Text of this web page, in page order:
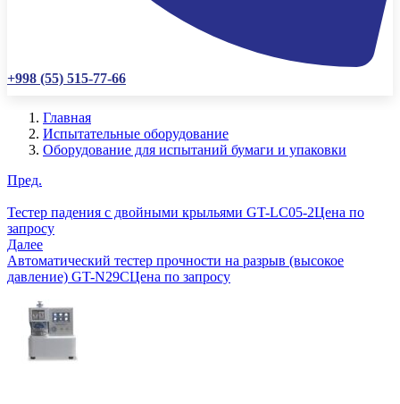
+998 (55) 515-77-66
Главная
Испытательные оборудование
Оборудование для испытаний бумаги и упаковки
Пред.
Тестер падения с двойными крыльями GT-LC05-2Цена по
запросу
Далее
Автоматический тестер прочности на разрыв (высокое
давление) GT-N29CЦена по запросу